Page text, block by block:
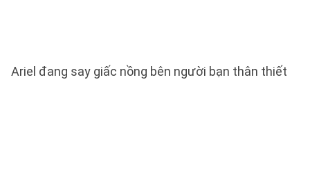
Ariel đang say giấc nồng bên người bạn thân thiết